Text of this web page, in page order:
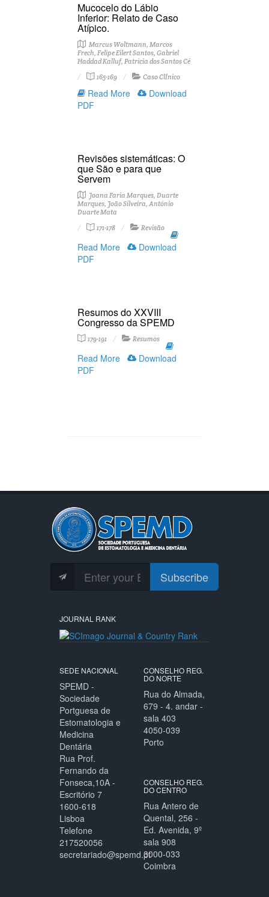
Mucocelo do Lábio
Inferior: Relato de Caso
Atípico.
Marcus Woltmann, Marcos
Frech, Felipe Eilert Santos, Gabriel
Haddad Kalluf, Patrícia dos Santos Cé
165-169
Caso ClÍnico
Read More
Download
PDF
Revisões sistemáticas: O
que São e para que
Servem
Joana Faria Marques, Duarte
Marques, João Silveira, António
Duarte Mata
171-178
Revisão
Read More
Download
PDF
Resumos do XXVIII
Congresso da SPEMD
179-191 Resumos
Read More
Download
PDF
Subscribe
JOURNAL RANK
SEDE NACIONAL
SPEMD -
Sociedade
Portguesa de
Estomatologia e
Medicina
Dentária
Rua Prof.
Fernando da
Fonseca,10A -
Escritório 7
1600-618
Lisboa
Telefone
217520056
secretariado@spemd.pt
CONSELHO REG.
DO NORTE
Rua do Almada,
679 - 4. andar -
sala 403
4050-039
Porto
CONSELHO REG.
DO CENTRO
Rua Antero de
Quental, 256 -
Ed. Avenida, 9º
sala 908
3000-033
Coimbra